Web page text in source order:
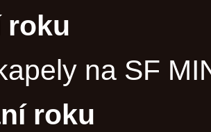
roku
na SF
roku